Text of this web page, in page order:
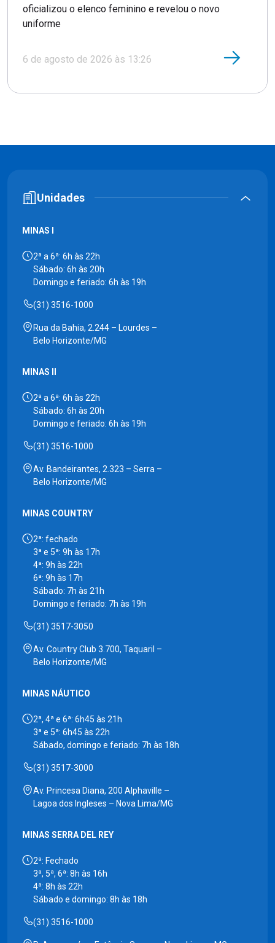
oficializou o elenco feminino e revelou o novo
uniforme
6 de agosto de 2026 às 13:26
Unidades
MINAS I
2ª a 6ª: 6h às 22h
Sábado: 6h às 20h
Domingo e feriado: 6h às 19h
(31) 3516-1000
Rua da Bahia, 2.244 – Lourdes –
Belo Horizonte/MG
MINAS II
2ª a 6ª: 6h às 22h
Sábado: 6h às 20h
Domingo e feriado: 6h às 19h
(31) 3516-1000
Av. Bandeirantes, 2.323 – Serra –
Belo Horizonte/MG
MINAS COUNTRY
2ª: fechado
3ª e 5ª: 9h às 17h
4ª: 9h às 22h
6ª: 9h às 17h
Sábado: 7h às 21h
Domingo e feriado: 7h às 19h
(31) 3517-3050
Av. Country Club 3.700, Taquaril –
Belo Horizonte/MG
MINAS NÁUTICO
2ª, 4ª e 6ª: 6h45 às 21h
3ª e 5ª: 6h45 às 22h
Sábado, domingo e feriado: 7h às 18h
(31) 3517-3000
Av. Princesa Diana, 200 Alphaville –
Lagoa dos Ingleses – Nova Lima/MG
MINAS SERRA DEL REY
2ª: Fechado
3ª, 5ª, 6ª: 8h às 16h
4ª: 8h às 22h
Sábado e domingo: 8h às 18h
(31) 3516-1000